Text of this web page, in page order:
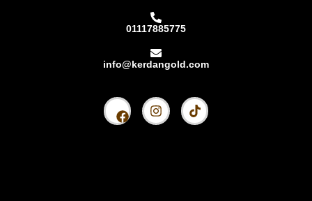
01117885775
info@kerdangold.com